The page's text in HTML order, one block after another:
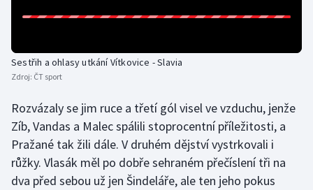
Plážový volejbal
Ragby
Rychlobruslení
Rychlostní kanoistika
Sestřih a ohlasy utkání Vítkovice - Slavia
Zdroj: ČT sport
Rozvázaly se jim ruce a třetí gól visel ve vzduchu, jenže
Zíb, Vandas a Malec spálili stoprocentní příležitosti, a
Pražané tak žili dále. V druhém dějství vystrkovali i
růžky. Vlasák měl po dobře sehraném přečíslení tři na
dva před sebou už jen Šindeláře, ale ten jeho pokus